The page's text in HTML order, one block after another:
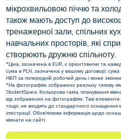
мікрохвильовою піччю та
також мають доступ до
тренажерної зали, спільних
навчальних просторів, які
створюють дружню спільноту.
*Ціна, зазначена в EUR, є орієнтовною та
сума в PLN, зазначена у вашому договорі;
НБП за попередній робочий день і може
*На фотографіях зображено реальну типову
StudentSpace. Кольорова гама, планування
від зображених на фотографіях. Такі
тощо, не входять до стандартного оснащення
ілюстрації. Обов'язкова інформація щодо
кімнати на сайті.